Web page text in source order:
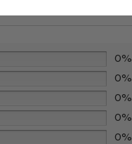
0%
0%
0%
0%
0%